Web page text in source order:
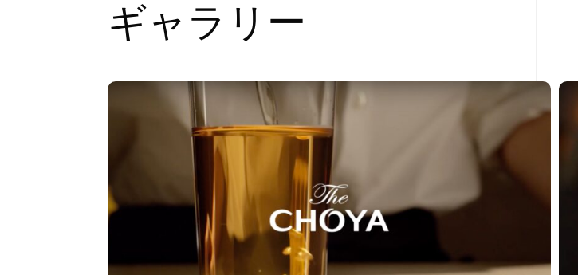
ギャラリー